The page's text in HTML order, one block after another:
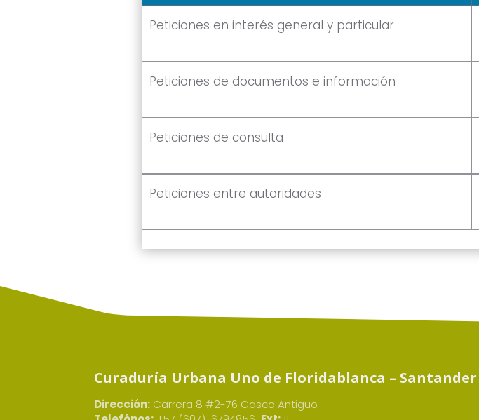
Peticiones en interés general y particular
Peticiones de documentos e información
Peticiones de consulta
Peticiones entre autoridades
Curaduría Urbana Uno de Floridablanca – Santander
Dirección: Carrera 8 #2-76 Casco Antiguo